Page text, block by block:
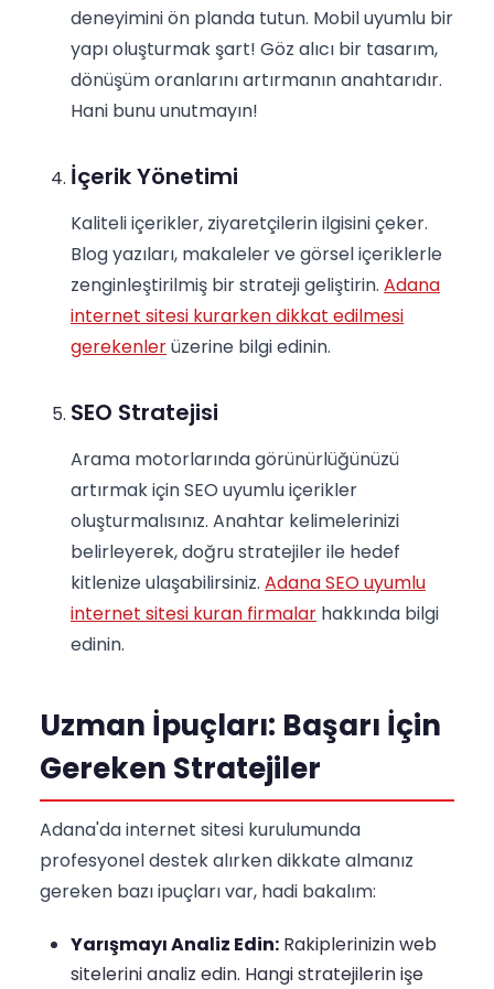
deneyimini ön planda tutun. Mobil uyumlu bir
yapı oluşturmak şart! Göz alıcı bir tasarım,
dönüşüm oranlarını artırmanın anahtarıdır.
Hani bunu unutmayın!
İçerik Yönetimi
Kaliteli içerikler, ziyaretçilerin ilgisini çeker.
Blog yazıları, makaleler ve görsel içeriklerle
zenginleştirilmiş bir strateji geliştirin. Adana
internet sitesi kurarken dikkat edilmesi
gerekenlerüzerine bilgi edinin.
SEO Stratejisi
Arama motorlarında görünürlüğünüzü
artırmak için SEO uyumlu içerikler
oluşturmalısınız. Anahtar kelimelerinizi
belirleyerek, doğru stratejiler ile hedef
kitlenize ulaşabilirsiniz. Adana SEO uyumlu
internet sitesi kuran firmalar hakkında bilgi
edinin.
Uzman İpuçları: Başarı İçin
Gereken Stratejiler
Adana'da internet sitesi kurulumunda
profesyonel destek alırken dikkate almanız
gereken bazı ipuçları var, hadi bakalım:
Yarışmayı Analiz Edin: Rakiplerinizin web
sitelerini analiz edin. Hangi stratejilerin işe